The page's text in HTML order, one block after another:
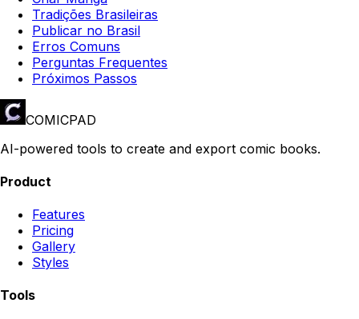
Tradições Brasileiras
Publicar no Brasil
Erros Comuns
Perguntas Frequentes
Próximos Passos
COMICPAD
AI-powered tools to create and export comic books.
Product
Features
Pricing
Gallery
Styles
Tools